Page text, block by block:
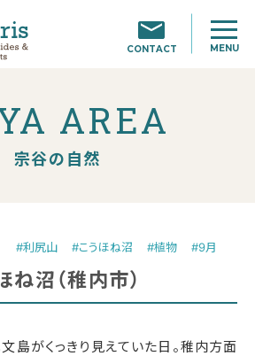
CONTACT MENU
AREA
宗谷の自然
#利尻山 #こうほね沼 #植物 #9月
沼（稚内市）
島がくっきり見えていた日。稚内方面